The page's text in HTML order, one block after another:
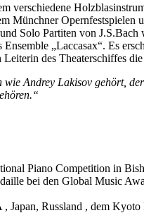
verschiedene
Münchner
Solo Partiten von
„Laccasax“. Es
des Theaterschiffes
wie Andrey Lakisov gehört,
Piano Competition in
bei den Global Music
Japan, Russland , dem